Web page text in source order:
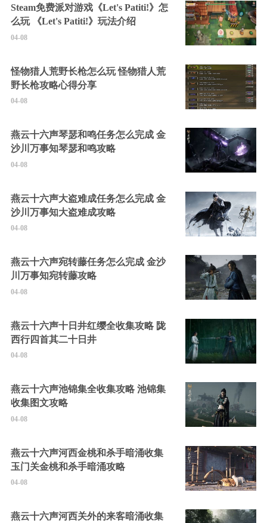
Steam免费派对游戏《Let's Patiti!》怎
么玩 《Let's Patiti!》玩法介绍
04-08
怪物猎人荒野长枪怎么玩 怪物猎人荒
野长枪攻略心得分享
04-08
燕云十六声琴瑟和鸣任务怎么完成 金
沙川万事知琴瑟和鸣攻略
04-08
燕云十六声大盗难成任务怎么完成 金
沙川万事知大盗难成攻略
04-08
燕云十六声宛转藤任务怎么完成 金沙
川万事知宛转藤攻略
04-08
燕云十六声十日井红缨全收集攻略 陇
西行四首其二十日井
04-08
燕云十六声池锦集全收集攻略 池锦集
收集图文攻略
04-08
燕云十六声河西金桃和杀手暗涌收集
玉门关金桃和杀手暗涌攻略
04-08
燕云十六声河西关外的来客暗涌收集